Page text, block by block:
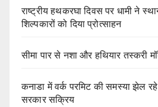
राष्ट्रीय हथकरघा दिवस पर धामी ने
शिल्पकारों को दिया प्रोत्साहन
सीमा पार से नशा और हथियार तस्करी
कनाडा में वर्क परमिट की समस्या झेल
सरकार सक्रिय